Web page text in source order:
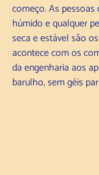
começo. As
húmido e qualquer
seca e estável são
acontece com os
da engenharia aos
barulho, sem géis